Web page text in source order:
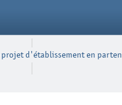
projet d'établissement en